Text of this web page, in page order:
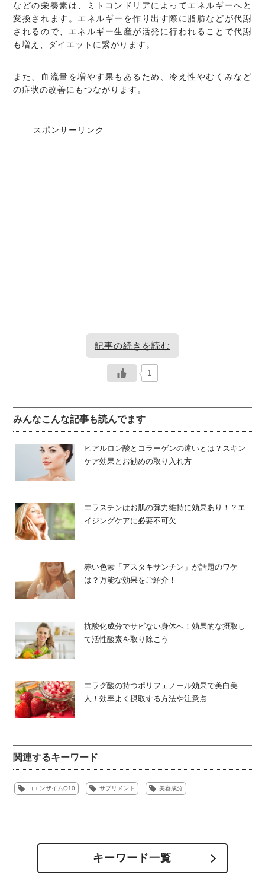
などの栄養素は、ミトコンドリアによってエネルギーへと
変換されます。エネルギーを作り出す際に脂肪などが代謝
されるので、エネルギー生産が活発に行われることで代謝
も増え、ダイエットに繋がります。
また、血流量を増やす果もあるため、冷え性やむくみなど
の症状の改善にもつながります。
スポンサーリンク
記事の続きを読む
美容にも効果があるコエンザイムQ10はどのように摂取し
たらよいでしょうか？コエンザイムを多く含む食品や、サ
もともと体内に存在
コエンザイムQ10は前述の通り、もともと体内に存在して
います。しかし、20歳頃をピークに減少していき、40歳前
後には不足状態となってしまいます。合成されることも少
や健康効果が期待できます。加齢によって不足してコエン
ザイムQ10を補うためにも、食品やサプリメントを活用し
コエンザイムを多く含む食品
コエンザイムQ10を多く含む食品をご紹介します。
1
みんなこんな記事も読んでます
ヒアルロン酸とコラーゲンの違いとは？スキン
ケア効果とお勧めの取り入れ方
エラスチンはお肌の弾力維持に効果あり！？エ
イジングケアに必要不可欠
赤い色素「アスタキサンチン」が話題のワケ
は？万能な効果をご紹介！
抗酸化成分でサビない身体へ！効果的な摂取し
て活性酸素を取り除こう
エラグ酸の持つポリフェノール効果で美白美
人！効率よく摂取する方法や注意点
関連するキーワード
コエンザイムQ10 サプリメント 美容成分
キーワード一覧